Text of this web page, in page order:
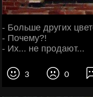
- Больше других
- Почему?!
- Их... не продают...
3 0